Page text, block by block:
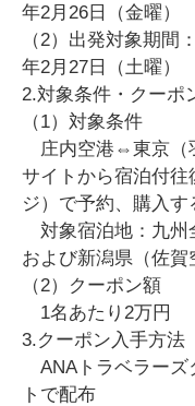
年2月26日（金曜）
（2）出発対象期間
年2月27日（土曜）
2.対象条件・クーポ
（1）対象条件
庄内空港⇔東京（
サイトから宿泊付
ジ）で予約、購入す
対象宿泊地：九州
および新潟県（佐賀
（2）クーポン額
1名あたり2万円
3.クーポン入手方法
ANAトラベラーズ
トで配布